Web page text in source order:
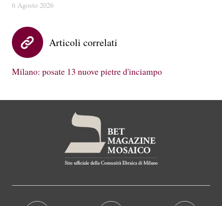
6 Agosto 2026
Articoli correlati
Milano: posate 13 nuove pietre d'inciampo